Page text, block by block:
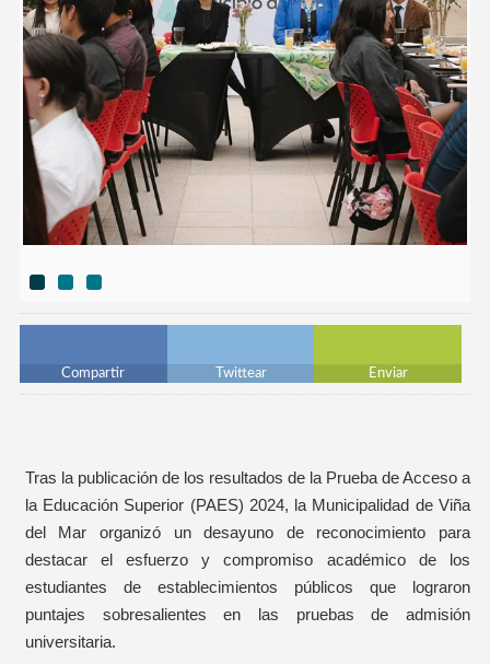
Compartir Twittear Enviar
Tras la publicación de los resultados de la Prueba de Acceso a
la Educación Superior (PAES) 2024, la Municipalidad de Viña
del Mar organizó un desayuno de reconocimiento para
destacar el esfuerzo y compromiso académico de los
estudiantes de establecimientos públicos que lograron
puntajes sobresalientes en las pruebas de admisión
universitaria.